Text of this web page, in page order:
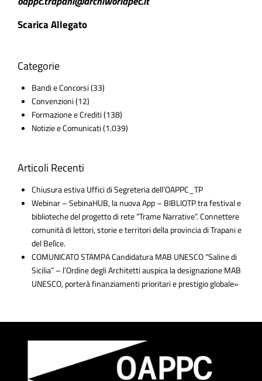
Scarica Allegato
Categorie
Bandi e Concorsi(33)
Convenzioni(12)
Formazione e Crediti(138)
Notizie e Comunicati(1.039)
Articoli Recenti
Chiusura estiva Uffici di Segreteria dell’OAPPC_TP
Webinar – SebinaHUB, la nuova App – BIBLIOTP tra festival e
biblioteche del progetto di rete “Trame Narrative”. Connettere
comunità di lettori, storie e territori della provincia di Trapani e
del Belìce.
COMUNICATO STAMPA Candidatura MAB UNESCO “Saline di
Sicilia” – l’Ordine degli Architetti auspica la designazione MAB
UNESCO, porterà finanziamenti prioritari e prestigio globale»